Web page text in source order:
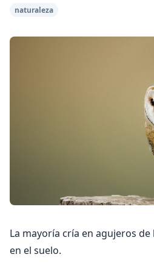
naturaleza
La mayoría cría en agujeros
en el suelo.